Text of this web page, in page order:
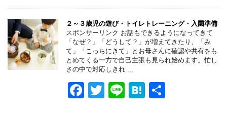
c
e
b
o
o
k
tt
er
e
e
n
a
２～３歳児の遊び・トイレトレーニング・入園準備
スポンサーリンク お話もできるようになってきて
「なぜ？」「どうして？」が増えてきたり、「み
て」「こっちにきて」とお母さんに確認や共有をも
とめてくる一方で自己主張も見られ始めます。忙し
さの中で対応しきれ ...
F
T
Li
H